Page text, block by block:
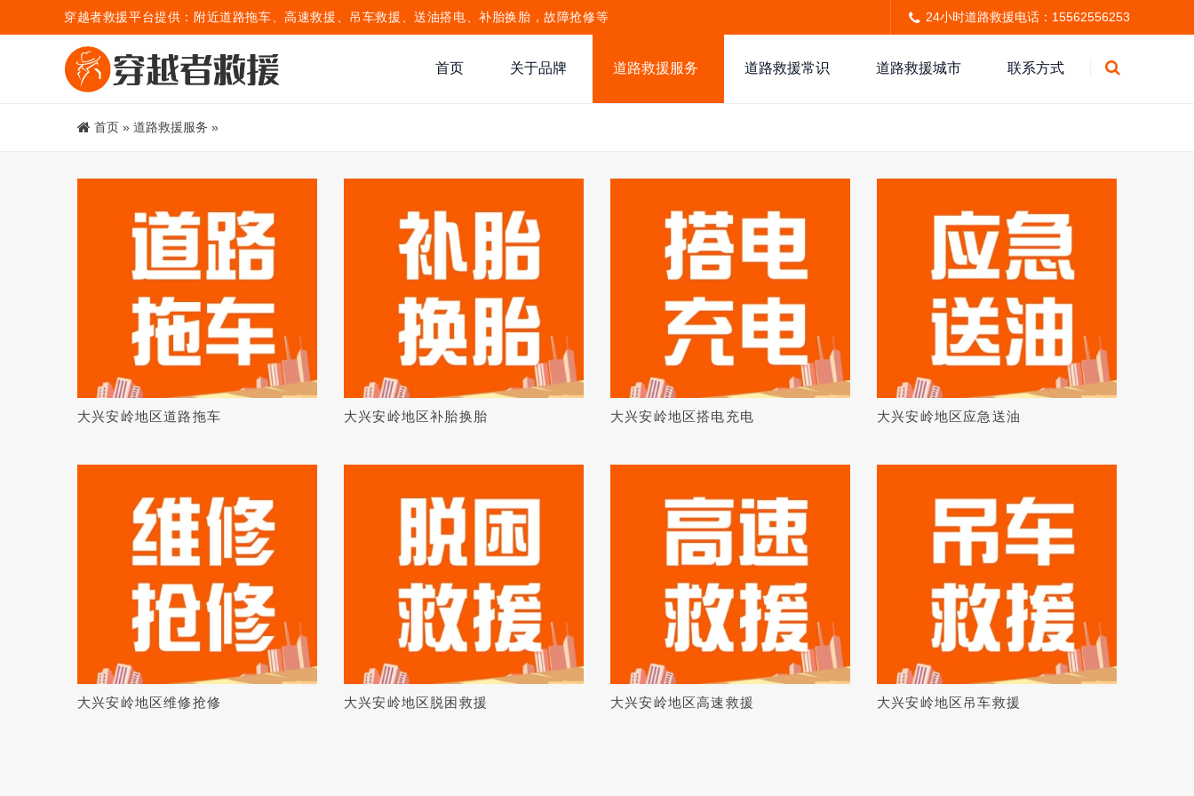
穿越者救援平台提供：附近道路拖车、高速救援、吊车救援、送油搭电、补胎换胎，故障抢修等 24小时道路救援电话：15562556253
首页 关于品牌 道路救援服务 道路救援常识 道路救援城市 联系方式
首页 » 道路救援服务 »
大兴安岭地区道路拖车 大兴安岭地区补胎换胎 大兴安岭地区搭电充电 大兴安岭地区应急送油
大兴安岭地区维修抢修 大兴安岭地区脱困救援 大兴安岭地区高速救援 大兴安岭地区吊车救援